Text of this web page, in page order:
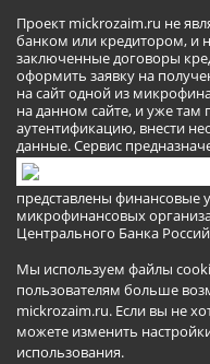
Проект mickrozaim.ru не
банком или кредитором, и
заключенные договоры
оформить заявку на
на сайт одной из
на данном сайте, и уже там
аутентификацию, внести
данные. Сервис
представлены финансовые
микрофинансовых
Центрального Банка
Мы используем файлы
пользователям больше
mickrozaim.ru. Если вы не
можете изменить
использования.